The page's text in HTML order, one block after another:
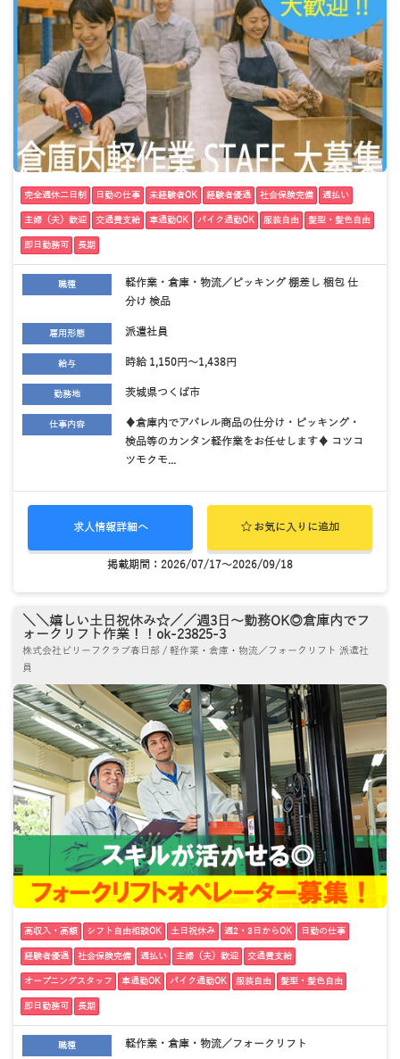
完全週休二日制 日勤の仕事 未経験者OK 経験者優遇 社会保険完備 週払い
主婦（夫）歓迎 交通費支給 車通勤OK バイク通勤OK 服装自由 髪型・髪色自由
即日勤務可 長期
職種
軽作業・倉庫・物流／ピッキング 棚差し 梱包 仕
分け 検品
雇用形態 派遣社員
給与 時給 1,150円～1,438円
勤務地 茨城県つくば市
仕事内容
♦倉庫内でアパレル商品の仕分け・ピッキング・
検品等のカンタン軽作業をお任せします♦ コツコ
ツモクモ...
求人情報詳細へ お気に入りに追加
掲載期間：2026/07/17～2026/09/18
＼＼嬉しい土日祝休み☆／／週3日～勤務OK◎倉庫内でフ
ォークリフト作業！！ok-23825-3
株式会社ビリーフクラブ春日部 / 軽作業・倉庫・物流／フォークリフト 派遣社
員
高収入・高額 シフト自由相談OK 土日祝休み 週2・3日からOK 日勤の仕事
経験者優遇 社会保険完備 週払い 主婦（夫）歓迎 交通費支給
オープニングスタッフ 車通勤OK バイク通勤OK 服装自由 髪型・髪色自由
即日勤務可 長期
職種 軽作業・倉庫・物流／フォークリフト